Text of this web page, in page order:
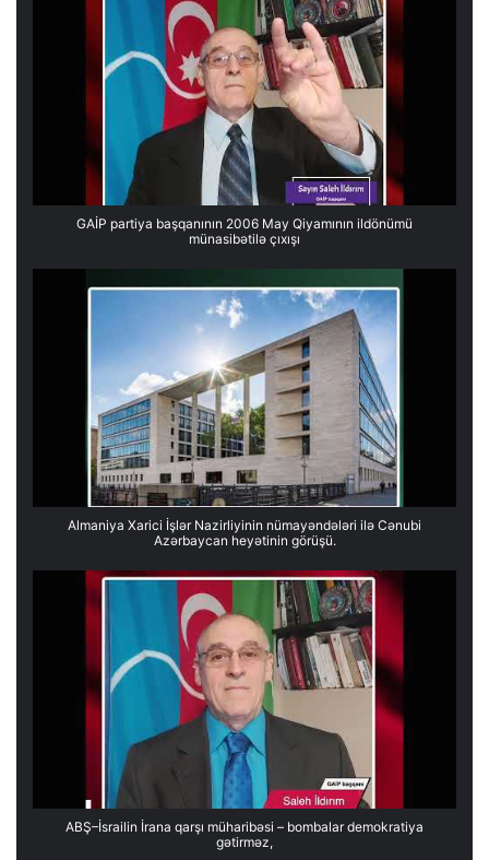
GAİP partiya başqanının 2006 May Qiyamının ildönümü
münasibətilə çıxışı
Almaniya Xarici İşlər Nazirliyinin nümayəndələri ilə Cənubi
Azərbaycan heyətinin görüşü.
ABŞ–İsrailin İrana qarşı müharibəsi – bombalar demokratiya
gətirməz,